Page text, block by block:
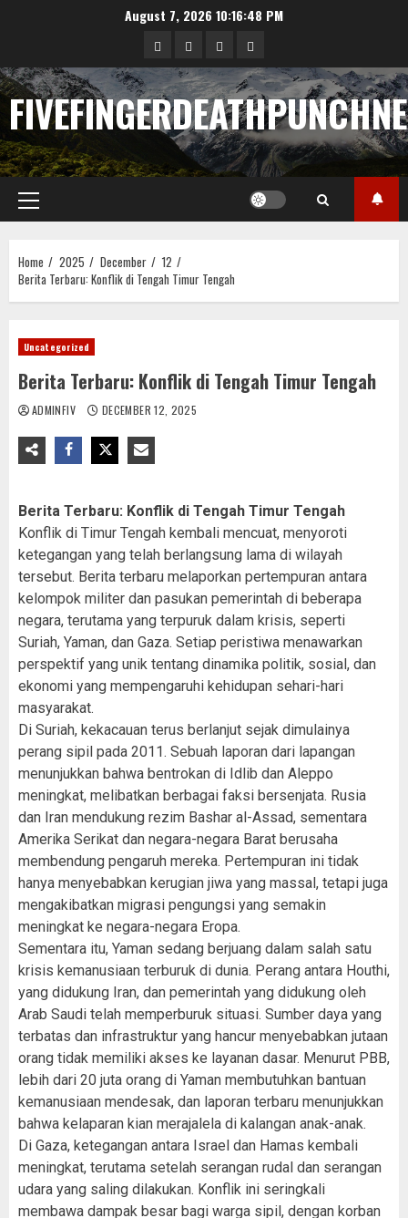
August 7, 2026 10:16:48 PM
Sample
Page
Togeltogel https://
Primary
Menu
Home 2025 December
12
Berita Terbaru: Konflik di Tengah Timur Tengah
Uncategorized
Berita Terbaru: Konflik di Tengah Timur Tengah
ADMINFIV DECEMBER 12, 2025
Berita Terbaru: Konflik di Tengah Timur Tengah
Konflik di Timur Tengah kembali mencuat, menyoroti
ketegangan yang telah berlangsung lama di wilayah
tersebut. Berita terbaru melaporkan pertempuran antara
kelompok militer dan pasukan pemerintah di beberapa
negara, terutama yang terpuruk dalam krisis, seperti
Suriah, Yaman, dan Gaza. Setiap peristiwa menawarkan
perspektif yang unik tentang dinamika politik, sosial, dan
ekonomi yang mempengaruhi kehidupan sehari-hari
masyarakat.
Di Suriah, kekacauan terus berlanjut sejak dimulainya
perang sipil pada 2011. Sebuah laporan dari lapangan
menunjukkan bahwa bentrokan di Idlib dan Aleppo
meningkat, melibatkan berbagai faksi bersenjata. Rusia
dan Iran mendukung rezim Bashar al-Assad, sementara
Amerika Serikat dan negara-negara Barat berusaha
membendung pengaruh mereka. Pertempuran ini tidak
hanya menyebabkan kerugian jiwa yang massal, tetapi juga
mengakibatkan migrasi pengungsi yang semakin
meningkat ke negara-negara Eropa.
Sementara itu, Yaman sedang berjuang dalam salah satu
krisis kemanusiaan terburuk di dunia. Perang antara Houthi,
yang didukung Iran, dan pemerintah yang didukung oleh
Arab Saudi telah memperburuk situasi. Sumber daya yang
terbatas dan infrastruktur yang hancur menyebabkan jutaan
orang tidak memiliki akses ke layanan dasar. Menurut PBB,
lebih dari 20 juta orang di Yaman membutuhkan bantuan
kemanusiaan mendesak, dan laporan terbaru menunjukkan
bahwa kelaparan kian merajalela di kalangan anak-anak.
Di Gaza, ketegangan antara Israel dan Hamas kembali
meningkat, terutama setelah serangan rudal dan serangan
udara yang saling dilakukan. Konflik ini seringkali
membawa dampak besar bagi warga sipil, dengan korban